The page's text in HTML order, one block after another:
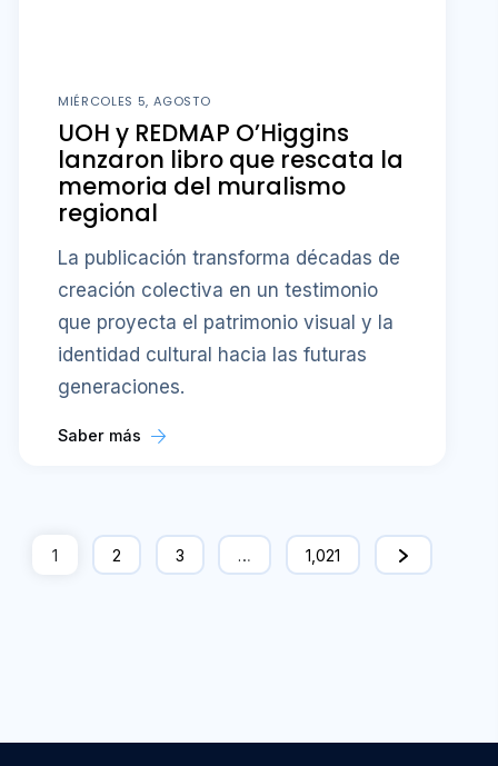
MIÉRCOLES 5, AGOSTO
UOH y REDMAP O’Higgins
lanzaron libro que rescata la
memoria del muralismo
regional
La publicación transforma décadas de
creación colectiva en un testimonio
que proyecta el patrimonio visual y la
identidad cultural hacia las futuras
generaciones.
Saber más
1 2 3 … 1,021